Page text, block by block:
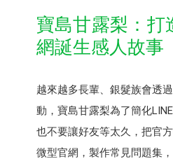
寶島甘露梨：打
網誕生感人故事
越來越多長輩、銀髮族會透
動，寶島⽢露梨為了簡化
也不要讓好友等太久，把官
微型官網，製作常見問題集